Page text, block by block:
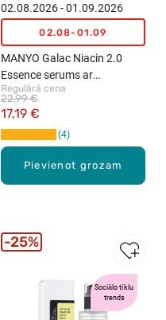
Pievienot grozam
02.08.2026 - 01.09.2026
02.08-01.09
MANYO Galac Niacin 2.0
Essence serums ar
galaktomīzes enzīmu sejai,
30ml
Regulārā cena
17,19 €
22,99 €
4
Sociālo tīklu
trends
25%